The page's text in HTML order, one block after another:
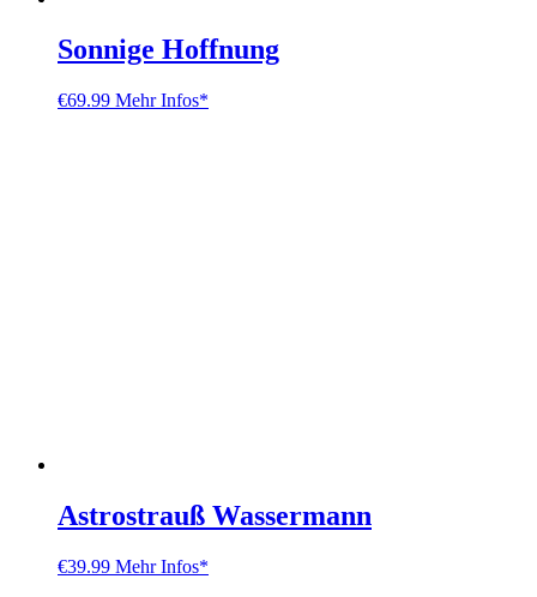
Sonnige Hoffnung
€69.99 Mehr Infos*
Astrostrauß Wassermann
€39.99 Mehr Infos*